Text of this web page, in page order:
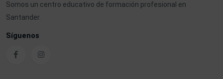
Somos un centro educativo de formación profesional en
Santander.
Síguenos